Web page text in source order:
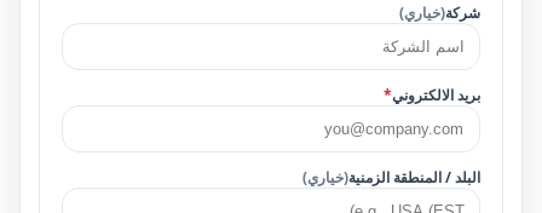
شركة(خياري)
بريد الالكتروني*
البلد / المنطقة الزمنية(خياري)